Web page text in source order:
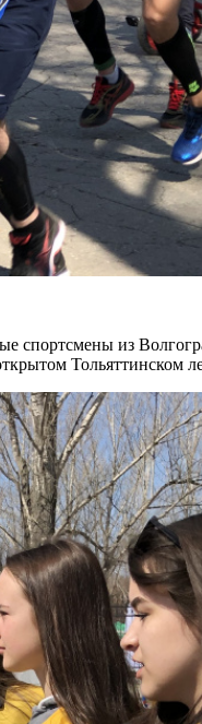
спортсмены из
Тольяттинском